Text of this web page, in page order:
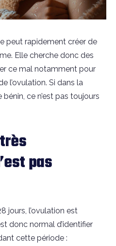
peut rapidement créer de
Elle cherche donc des
ce mal notamment pour
l’ovulation. Si dans la
ce n’est pas toujours
pas
jours, l’ovulation est
donc normal d’identifier
cette période :